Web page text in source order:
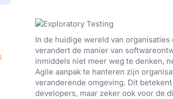
In de huidige wereld van
verandert de manier van
inmiddels niet meer weg te denken,
Agile aanpak te hanteren zijn
veranderende omgeving. Dit
developers, maar zeker ook voor de